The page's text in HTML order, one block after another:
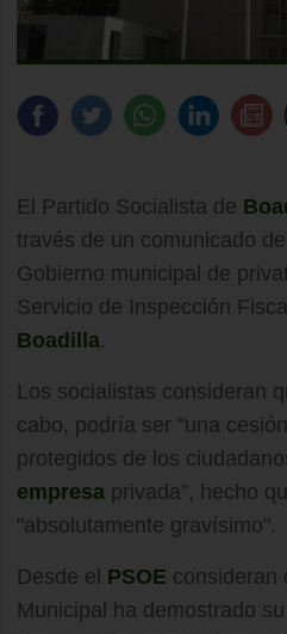
El Partido Socialista de
través de un comunicado
Gobierno municipal de
Servicio de Inspección
Boadilla.
Los socialistas consideran
cabo, podría ser "una
protegidos de los
empresa privada", hecho
"absolutamente gravísimo".
Desde el PSOE consideran
Municipal ha demostrado